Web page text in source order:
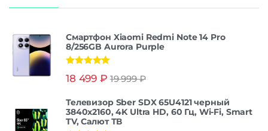
Смартфон Xiaomi Redmi Note 14 Pro
8/256GB Aurora Purple
из 5
18 499 ₽ 19 999₽
Телевизор Sber SDX 65U4121 черный
3840x2160, 4K Ultra HD, 60 Гц, Wi-Fi, Smart
TV, Салют ТВ